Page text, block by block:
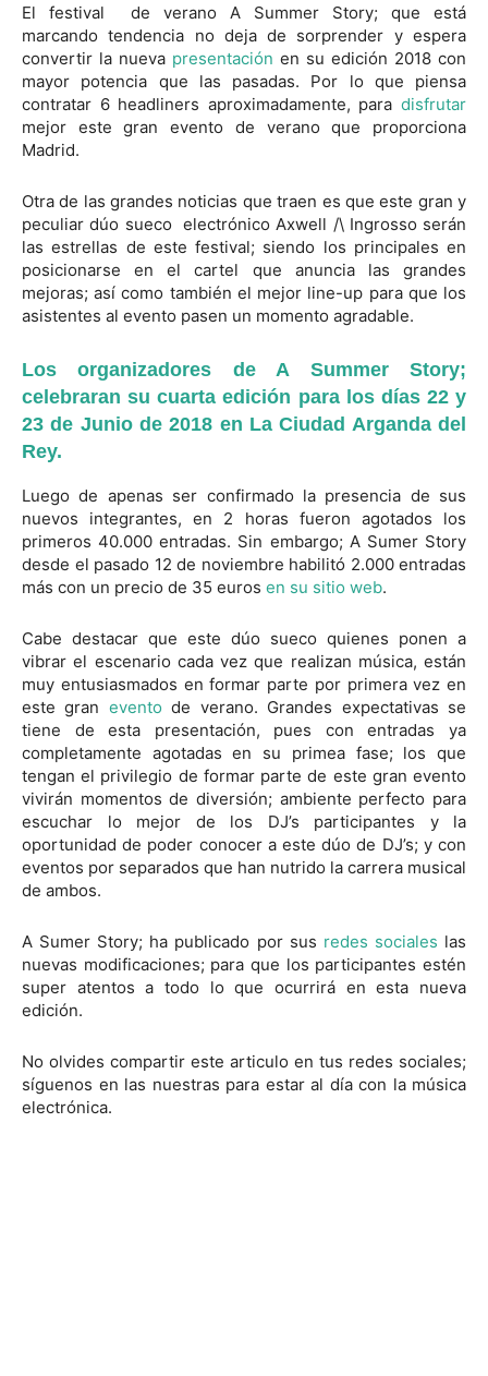
El festival de verano A Summer Story; que está
marcando tendencia no deja de sorprender y espera
convertir la nueva presentación en su edición 2018 con
mayor potencia que las pasadas. Por lo que piensa
contratar 6 headliners aproximadamente, para disfrutar
mejor este gran evento de verano que proporciona
Madrid.
Otra de las grandes noticias que traen es que este gran y
peculiar dúo sueco electrónico Axwell /\ Ingrosso serán
las estrellas de este festival; siendo los principales en
posicionarse en el cartel que anuncia las grandes
mejoras; así como también el mejor line-up para que los
asistentes al evento pasen un momento agradable.
Los organizadores de A Summer Story;
celebraran su cuarta edición para los días 22 y
23 de Junio de 2018 en La Ciudad Arganda del
Rey.
Luego de apenas ser confirmado la presencia de sus
nuevos integrantes, en 2 horas fueron agotados los
primeros 40.000 entradas. Sin embargo; A Sumer Story
desde el pasado 12 de noviembre habilitó 2.000 entradas
más con un precio de 35 euros en su sitio web.
Cabe destacar que este dúo sueco quienes ponen a
vibrar el escenario cada vez que realizan música, están
muy entusiasmados en formar parte por primera vez en
este gran evento de verano. Grandes expectativas se
tiene de esta presentación, pues con entradas ya
completamente agotadas en su primea fase; los que
tengan el privilegio de formar parte de este gran evento
vivirán momentos de diversión; ambiente perfecto para
escuchar lo mejor de los DJ’s participantes y la
oportunidad de poder conocer a este dúo de DJ’s; y con
eventos por separados que han nutrido la carrera musical
de ambos.
A Sumer Story; ha publicado por sus redes sociales las
nuevas modificaciones; para que los participantes estén
super atentos a todo lo que ocurrirá en esta nueva
edición.
No olvides compartir este articulo en tus redes sociales;
síguenos en las nuestras para estar al día con la música
electrónica.